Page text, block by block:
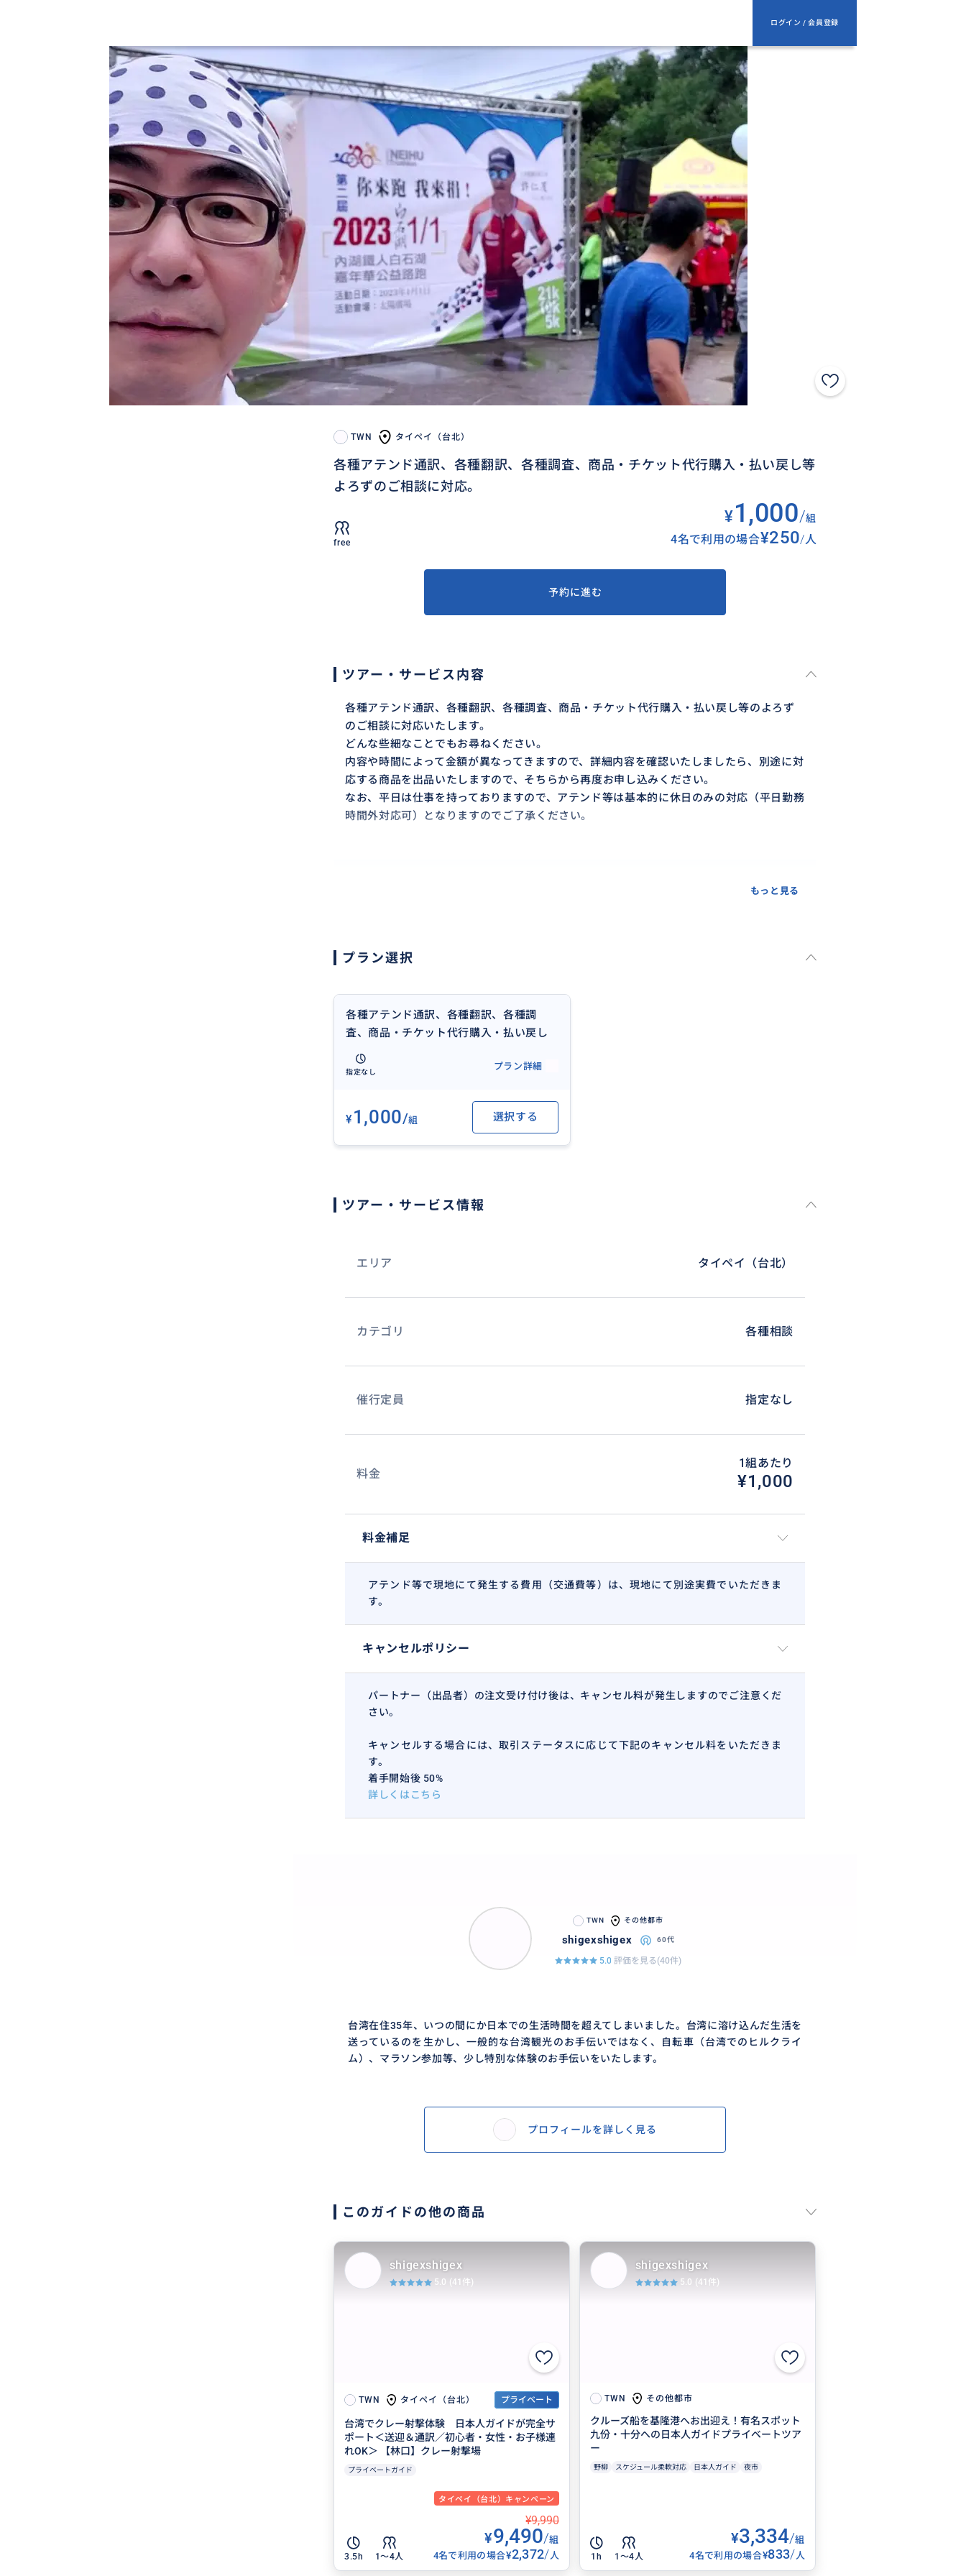
ログイン / 会員登録
TWN タイペイ（台北）
各種アテンド通訳、各種翻訳、各種調査、商品・チケット代行購入・払い戻し等
よろずのご相談に対応。
free
¥1,000/組
4名で利用の場合 ¥250/人
予約に進む
ツアー・サービス内容
各種アテンド通訳、各種翻訳、各種調査、商品・チケット代行購入・払い戻し等のよろず
のご相談に対応いたします。
どんな些細なことでもお尋ねください。
内容や時間によって金額が異なってきますので、詳細内容を確認いたしましたら、別途に対
応する商品を出品いたしますので、そちらから再度お申し込みください。
なお、平日は仕事を持っておりますので、アテンド等は基本的に休日のみの対応（平日勤務
時間外対応可）となりますのでご了承ください。
もっと見る
プラン選択
各種アテンド通訳、各種翻訳、各種調
査、商品・チケット代行購入・払い戻し
等よろずのご相談に対応。
指定なし
プラン詳細
¥1,000/組 選択する
ツアー・サービス情報
エリア タイペイ（台北）
カテゴリ 各種相談
催行定員 指定なし
料金
1組あたり
¥1,000
料金補足
アテンド等で現地にて発生する費用（交通費等）は、現地にて別途実費でいただきま
す。
キャンセルポリシー
パートナー（出品者）の注文受け付け後は、キャンセル料が発生しますのでご注意くだ
さい。
キャンセルする場合には、取引ステータスに応じて下記のキャンセル料をいただきま
す。
着手開始後 50%
詳しくはこちら
TWN その他都市
shigexshigex 60代
5.0 評価を見る(40件)
台湾在住35年、いつの間にか日本での生活時間を超えてしまいました。台湾に溶け込んだ生活を
送っているのを生かし、一般的な台湾観光のお手伝いではなく、自転車（台湾でのヒルクライ
ム）、マラソン参加等、少し特別な体験のお手伝いをいたします。
プロフィールを詳しく見る
このガイドの他の商品
TWN タイペイ（台北） プライベート
台湾でクレー射撃体験 日本人ガイドが完全サ
ポート＜送迎＆通訳／初心者・女性・お子様連
れOK＞ 【林口】クレー射撃場
プライベートガイド
タイペイ（台北）キャンペーン
3.5h 1〜4人
¥9,990
¥9,490/組
4名で利用の場合¥2,372/人
shigexshigex
5.0 (41件)
TWN その他都市
クルーズ船を基隆港へお出迎え！有名スポット
九份・十分への日本人ガイドプライベートツア
ー
野柳 スケジュール柔軟対応 日本人ガイド 夜市
1h 1〜4人
¥3,334/組
4名で利用の場合¥833/人
shigexshigex
5.0 (41件)